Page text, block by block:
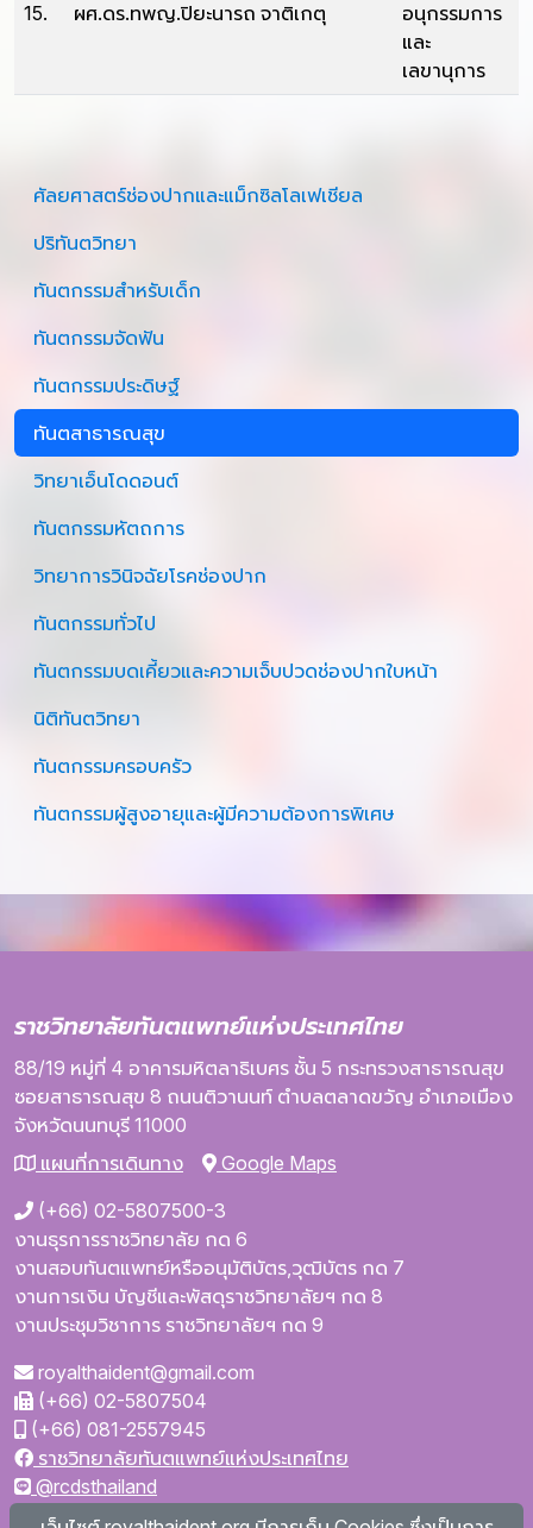
15. ผศ.ดร.ทพญ.ปิยะนารถ จาติเกตุ
อนุกรรมการ
และ
เลขานุการ
ศัลยศาสตร์ช่องปากและแม็กซิลโลเฟเชียล
ปริทันตวิทยา
ทันตกรรมสำหรับเด็ก
ทันตกรรมจัดฟัน
ทันตกรรมประดิษฐ์
ทันตสาธารณสุข
วิทยาเอ็นโดดอนต์
ทันตกรรมหัตถการ
วิทยาการวินิจฉัยโรคช่องปาก
ทันตกรรมทั่วไป
ทันตกรรมบดเคี้ยวและความเจ็บปวดช่องปากใบหน้า
นิติทันตวิทยา
ทันตกรรมครอบครัว
ทันตกรรมผู้สูงอายุและผู้มีความต้องการพิเศษ
ราชวิทยาลัยทันตแพทย์แห่งประเทศไทย
88/19 หมู่ที่ 4 อาคารมหิตลาธิเบศร ชั้น 5 กระทรวงสาธารณสุข
ซอยสาธารณสุข 8 ถนนติวานนท์ ตำบลตลาดขวัญ อำเภอเมือง
จังหวัดนนทบุรี 11000
แผนที่การเดินทาง
Google Maps
(+66) 02-5807500-3
งานธุรการราชวิทยาลัย กด 6
งานสอบทันตแพทย์หรืออนุมัติบัตร,วุฒิบัตร กด 7
งานการเงิน บัญชีและพัสดุราชวิทยาลัยฯ กด 8
งานประชุมวิชาการ ราชวิทยาลัยฯ กด 9
royalthaident@gmail.com
(+66) 02-5807504
(+66) 081-2557945
ราชวิทยาลัยทันตแพทย์แห่งประเทศไทย
@rcdsthailand
royalthaident